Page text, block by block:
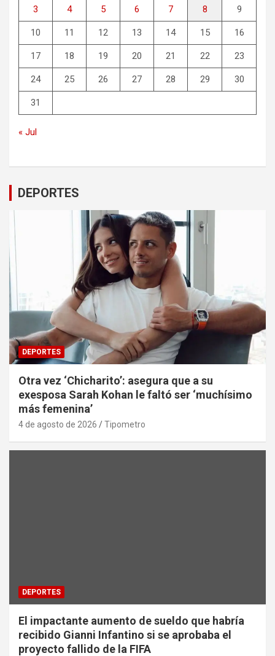
3 4 5 6 7 8 9
10 11 12 13 14 15 16
17 18 19 20 21 22 23
24 25 26 27 28 29 30
31
« Jul
DEPORTES
DEPORTES
Otra vez ‘Chicharito’: asegura que a su
exesposa Sarah Kohan le faltó ser ‘muchísimo
más femenina’
4 de agosto de 2026 Tipometro
DEPORTES
El impactante aumento de sueldo que habría
recibido Gianni Infantino si se aprobaba el
proyecto fallido de la FIFA